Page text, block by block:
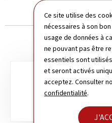
Ce site utilise des
nécessaires à son
usage de données à
ne pouvant pas être
essentiels sont
et seront activés
acceptez. Consulter
confidentialité.
rubriques